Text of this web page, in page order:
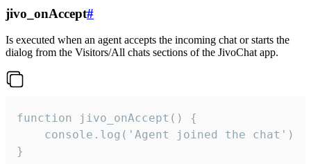
jivo_onAccept#
Is executed when an agent accepts the incoming chat or starts the
dialog from the Visitors/All chats sections of the JivoChat app.
function jivo_onAccept() {
}